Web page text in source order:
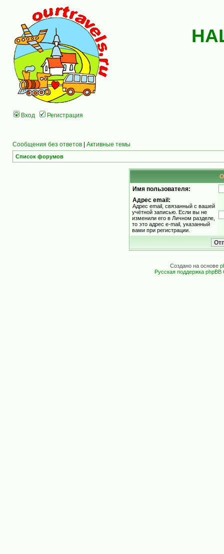
Вход Регистрация
Сообщения без ответов | Активные темы
Список форумов
Имя пользователя:
Адрес email:
Адрес email, связанный с вашей
учётной записью. Если вы не
изменили его в Личном разделе,
то это адрес e-mail, указанный
вами при регистрации.
Создано на основе
Русская поддержка phpBB